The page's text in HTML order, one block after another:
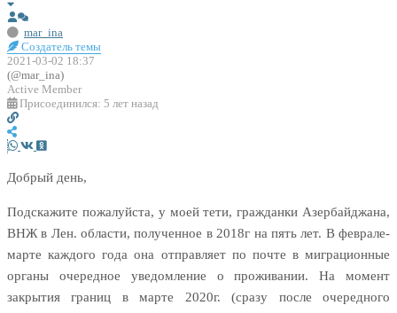
mar_ina
Создатель темы
2021-03-02 18:37
(@mar_ina)
Active Member
Присоединился: 5 лет назад
Добрый день,
Подскажите пожалуйста, у моей тети, гражданки Азербайджана,
ВНЖ в Лен. области, полученное в 2018г на пять лет. В феврале-
марте каждого года она отправляет по почте в миграционные
органы очередное уведомление о проживании. На момент
закрытия границ в марте 2020г. (сразу после очередного